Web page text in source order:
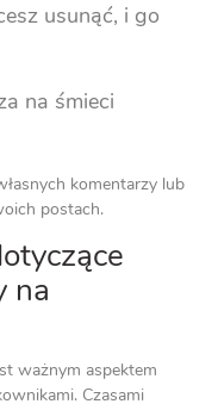
usunąć, i go
na śmieci
komentarzy lub
postach.
na
ważnym aspektem
Czasami